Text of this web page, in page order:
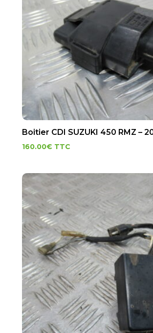
Boitier CDI SUZUKI 450 RMZ –
160.00€ TTC